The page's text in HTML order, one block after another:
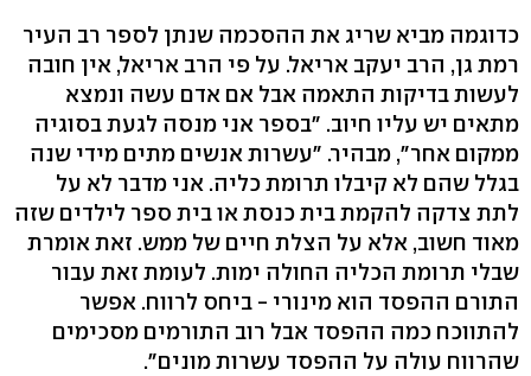
כדוגמה מביא שריג את ההסכמה שנתן לספר רב העיר
רמת גן, הרב יעקב אריאל. על פי הרב אריאל, אין חובה
לעשות בדיקות התאמה אבל אם אדם עשה ונמצא
מתאים יש עליו חיוב. "בספר אני מנסה לגעת בסוגיה
ממקום אחר", מבהיר. "עשרות אנשים מתים מידי שנה
בגלל שהם לא קיבלו תרומת כליה. אני מדבר לא על
לתת צדקה להקמת בית כנסת או בית ספר לילדים שזה
מאוד חשוב, אלא על הצלת חיים של ממש. זאת אומרת
שבלי תרומת הכליה החולה ימות. לעומת זאת עבור
התורם ההפסד הוא מינורי - ביחס לרווח. אפשר
להתווכח כמה ההפסד אבל רוב התורמים מסכימים
שהרווח עולה על ההפסד עשרות מונים".